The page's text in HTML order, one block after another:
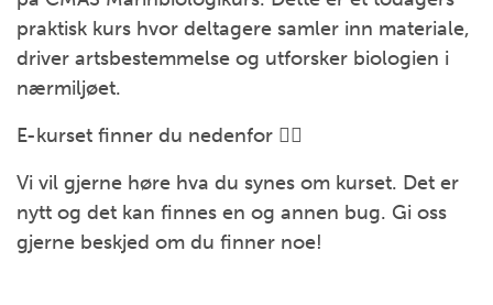
praktisk kurs hvor deltagere samler inn materiale,
driver artsbestemmelse og utforsker biologien i
nærmiljøet.
E-kurset finner du nedenfor 👇🏻
Vi vil gjerne høre hva du synes om kurset. Det er
nytt og det kan finnes en og annen bug. Gi oss
gjerne beskjed om du finner noe!